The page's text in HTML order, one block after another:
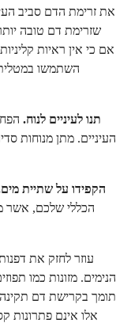
את זרימת הדם סביב
שזרימת דם טובה
אם כי אין ראיות
תנו לעיניים לנוח.
העיניים. מתן מנוחות
הקפידו על שתיית
הכללי שלכם, אשר
הנימים. מזונות כמו
אלו אינם פתרונות